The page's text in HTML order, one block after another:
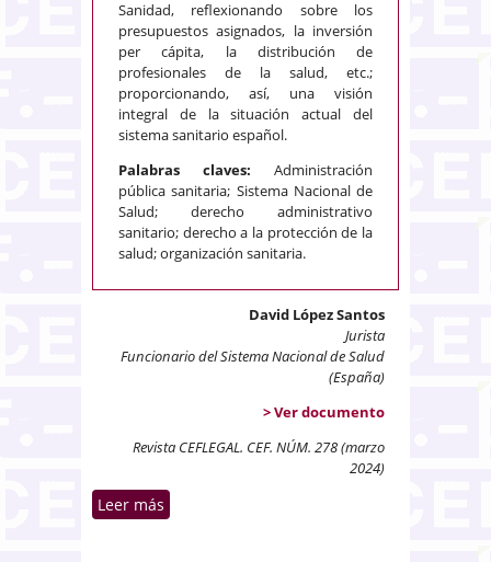
Sanidad, reflexionando sobre los
presupuestos asignados, la inversión
per cápita, la distribución de
profesionales de la salud, etc.;
proporcionando, así, una visión
integral de la situación actual del
sistema sanitario español.
Palabras claves: Administración
pública sanitaria; Sistema Nacional de
Salud; derecho administrativo
sanitario; derecho a la protección de la
salud; organización sanitaria.
David López Santos
Jurista
Funcionario del Sistema Nacional de Salud
(España)
> Ver documento
Revista CEFLEGAL. CEF. NÚM. 278 (marzo
2024)
Leer más